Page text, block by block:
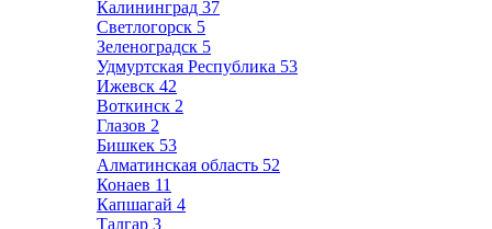
Калининград 37
Светлогорск 5
Зеленоградск 5
Удмуртская Республика 53
Ижевск 42
Воткинск 2
Глазов 2
Бишкек 53
Алматинская область 52
Конаев 11
Капшагай 4
Талгар 3